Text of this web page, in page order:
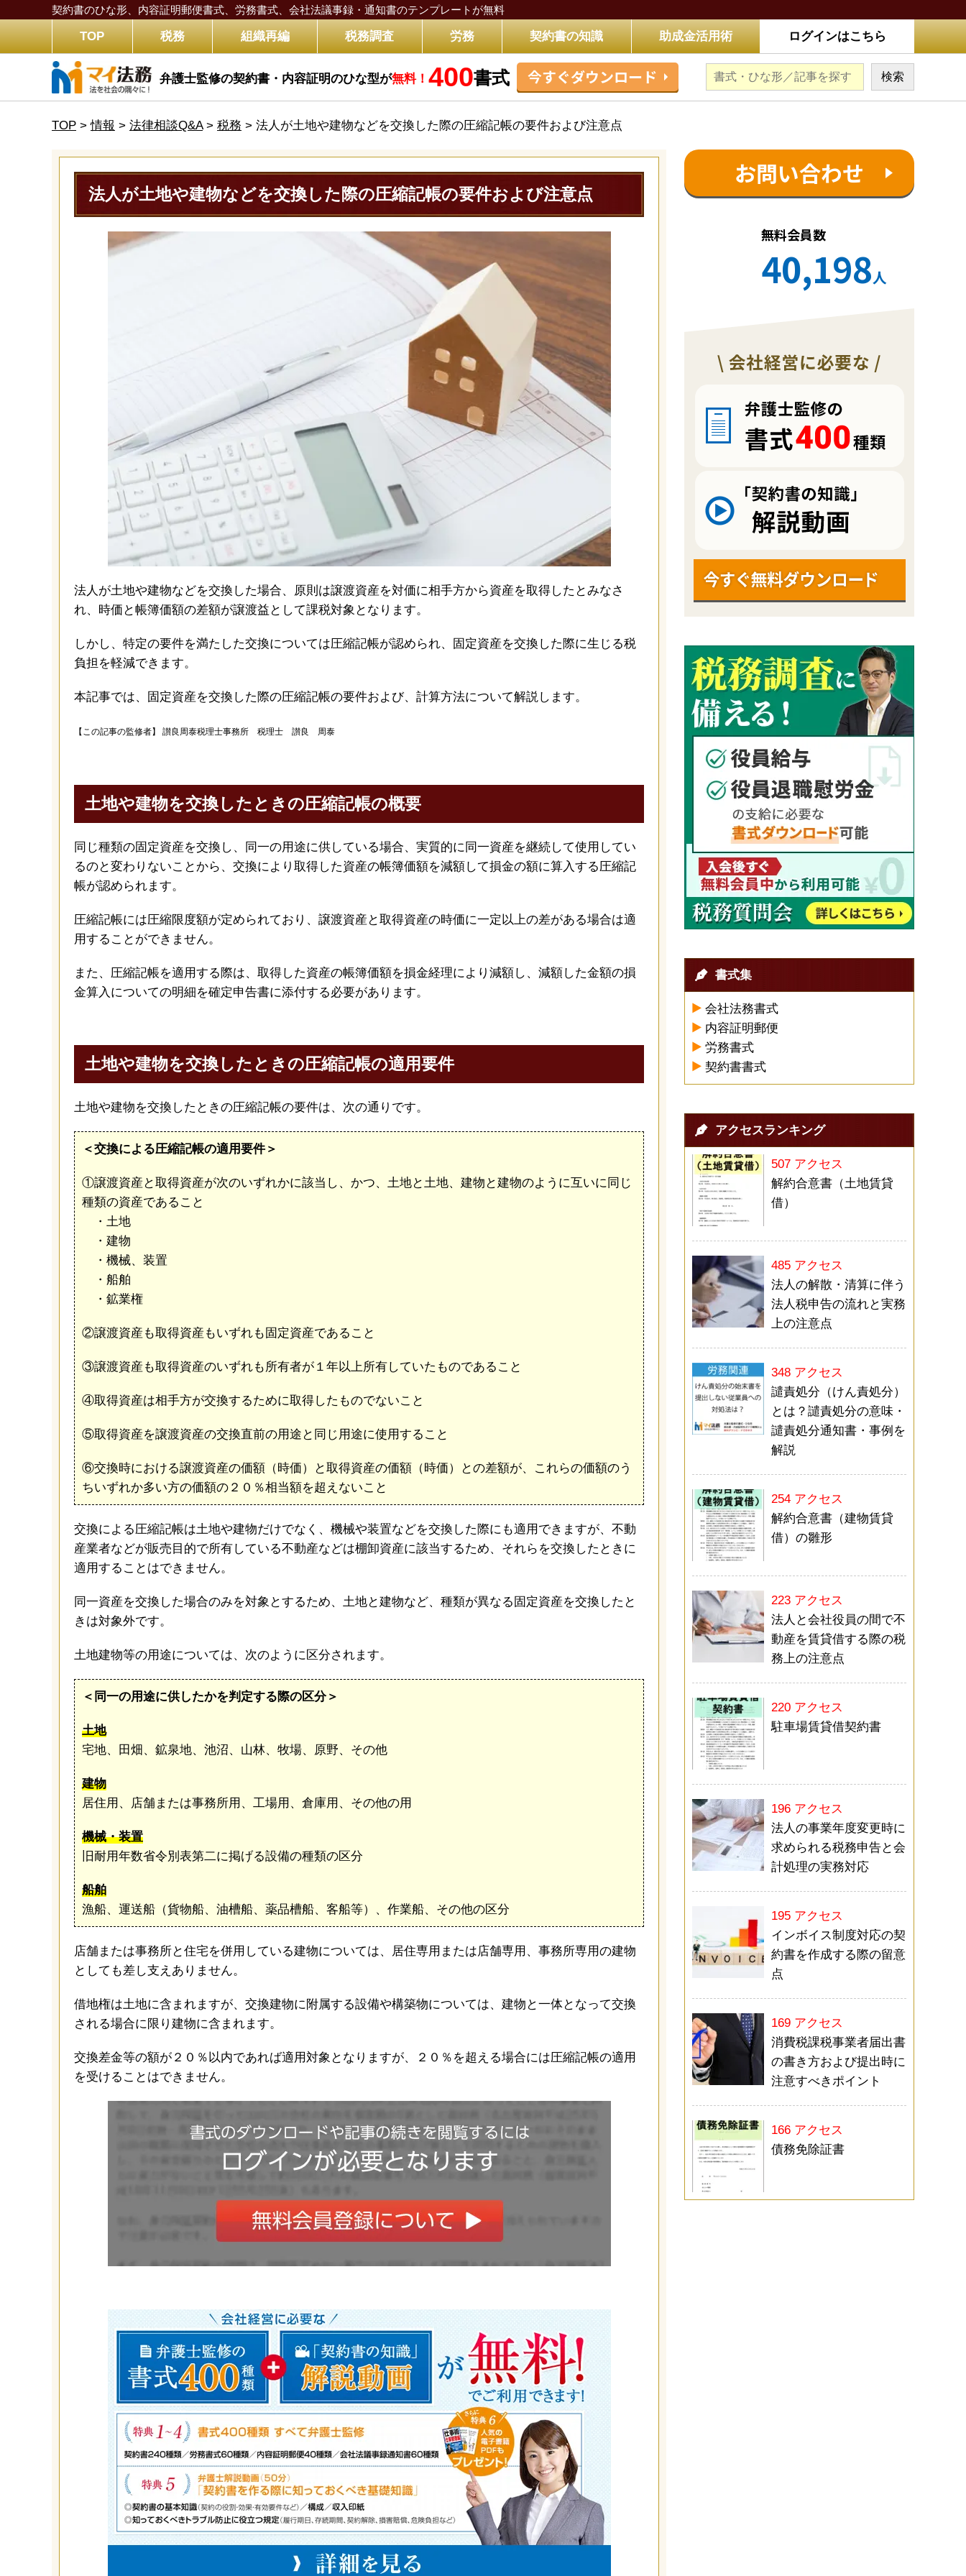
契約書のひな形、内容証明郵便書式、労務書式、 会社法議事録・通知書のテンプレートが無料
TOP 税務 組織再編 税務調査 労務 契約書の知識 助成金活用術 ログインはこちら
弁護士監修の契約書・内容証明のひな型が無料！ 400書式 今すぐダウンロード
TOP >情報 > 法律相談Q&A> 税務 > 法人が土地や建物などを交換した際の圧縮記帳の要件および注意点
法人が土地や建物などを交換した際の圧縮記帳の要件および注意点
法人が土地や建物などを交換した場合、原則は譲渡資産を対価に相手方から資産を取得したとみなさ
れ、時価と帳簿価額の差額が譲渡益として課税対象となります。
しかし、特定の要件を満たした交換については圧縮記帳が認められ、固定資産を交換した際に生じる税
負担を軽減できます。
本記事では、固定資産を交換した際の圧縮記帳の要件および、計算方法について解説します。
【この記事の監修者】 讃良周泰税理士事務所 税理士 讃良 周泰
土地や建物を交換したときの圧縮記帳の概要
同じ種類の固定資産を交換し、同一の用途に供している場合、実質的に同一資産を継続して使用してい
るのと変わりないことから、交換により取得した資産の帳簿価額を減額して損金の額に算入する圧縮記
帳が認められます。
圧縮記帳には圧縮限度額が定められており、譲渡資産と取得資産の時価に一定以上の差がある場合は適
用することができません。
また、圧縮記帳を適用する際は、取得した資産の帳簿価額を損金経理により減額し、減額した金額の損
金算入についての明細を確定申告書に添付する必要があります。
土地や建物を交換したときの圧縮記帳の適用要件
土地や建物を交換したときの圧縮記帳の要件は、次の通りです。
＜交換による圧縮記帳の適用要件＞
①譲渡資産と取得資産が次のいずれかに該当し、かつ、土地と土地、建物と建物のように互いに同じ
種類の資産であること
・土地
・建物
・機械、装置
・船舶
・鉱業権
②譲渡資産も取得資産もいずれも固定資産であること
③譲渡資産も取得資産のいずれも所有者が１年以上所有していたものであること
④取得資産は相手方が交換するために取得したものでないこと
⑤取得資産を譲渡資産の交換直前の用途と同じ用途に使用すること
⑥交換時における譲渡資産の価額（時価）と取得資産の価額（時価）との差額が、これらの価額のう
ちいずれか多い方の価額の２０％相当額を超えないこと
交換による圧縮記帳は土地や建物だけでなく、機械や装置などを交換した際にも適用できますが、不動
産業者などが販売目的で所有している不動産などは棚卸資産に該当するため、それらを交換したときに
適用することはできません。
同一資産を交換した場合のみを対象とするため、土地と建物など、種類が異なる固定資産を交換したと
きは対象外です。
土地建物等の用途については、次のように区分されます。
＜同一の用途に供したかを判定する際の区分＞
土地
宅地、田畑、鉱泉地、池沼、山林、牧場、原野、その他
建物
居住用、店舗または事務所用、工場用、倉庫用、その他の用
機械・装置
旧耐用年数省令別表第二に掲げる設備の種類の区分
船舶
漁船、運送船（貨物船、油槽船、薬品槽船、客船等）、作業船、その他の区分
店舗または事務所と住宅を併用している建物については、居住専用または店舗専用、事務所専用の建物
としても差し支えありません。
借地権は土地に含まれますが、交換建物に附属する設備や構築物については、建物と一体となって交換
される場合に限り建物に含まれます。
交換差金等の額が２０％以内であれば適用対象となりますが、２０％を超える場合には圧縮記帳の適用
を受けることはできません。
お問い合わせ
無料会員数
40,198人
書式集
会社法務書式
内容証明郵便
労務書式
契約書書式
アクセスランキング
507 アクセス
解約合意書（土地賃貸
借）
485 アクセス
法人の解散・清算に伴う
法人税申告の流れと実務
上の注意点
348 アクセス
譴責処分（けん責処分）
とは？譴責処分の意味・
譴責処分通知書・事例を
解説
254 アクセス
解約合意書（建物賃貸
借）の雛形
223 アクセス
法人と会社役員の間で不
動産を賃貸借する際の税
務上の注意点
220 アクセス
駐車場賃貸借契約書
196 アクセス
法人の事業年度変更時に
求められる税務申告と会
計処理の実務対応
195 アクセス
インボイス制度対応の契
約書を作成する際の留意
点
169 アクセス
消費税課税事業者届出書
の書き方および提出時に
注意すべきポイント
166 アクセス
債務免除証書